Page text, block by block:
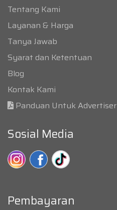
Tentang Kami
Layanan & Harga
Tanya Jawab
Syarat dan Ketentuan
Blog
Kontak Kami
Panduan Untuk Advertiser
Sosial Media
Pembayaran